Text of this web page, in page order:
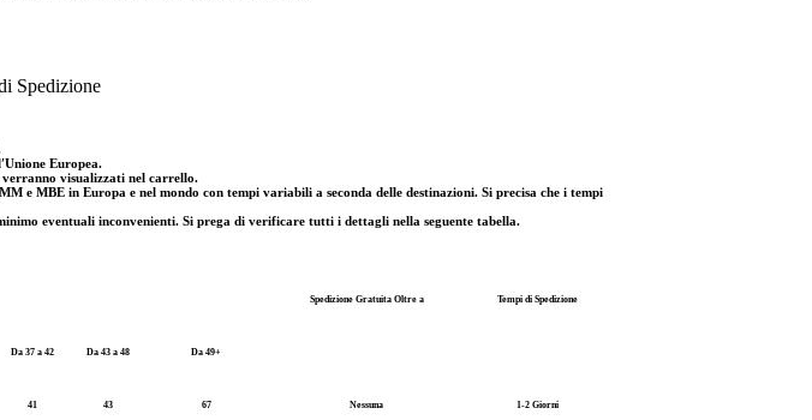
Spedizione
Europea.
verranno visualizzati nel carrello.
e MBE in Europa e nel mondo con tempi variabili a seconda delle destinazioni. Si precisa che i tempi
eventuali inconvenienti. Si prega di verificare tutti i dettagli nella seguente tabella.
Spedizione Gratuita Oltre a Tempi di Spedizione
Da 37 a 42 Da 43 a 48 Da 49+
41 43 67 Nessuna 1-2 Giorni